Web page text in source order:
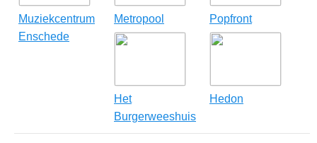
Muziekcentrum
Enschede
Metropool Popfront
Het
Burgerweeshuis
Hedon